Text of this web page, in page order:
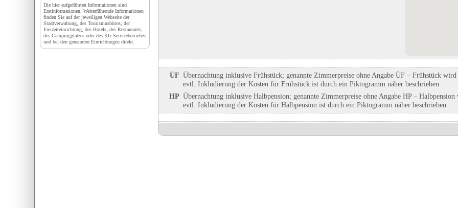
ÜF Übernachtung inklusive Frühstück; genannte Zimmerpreise ohne Angabe ÜF – Frühstück
evtl. Inkludierung der Kosten für Frühstück ist durch ein Piktogramm näher beschrieben
HP Übernachtung inklusive Halbpension; genannte Zimmerpreise ohne Angabe HP –
evtl. Inkludierung der Kosten für Halbpension ist durch ein Piktogramm näher beschrieben
Die hier aufgeführten Informationen sind
Erstinformationen. Weiterführende Informationen
finden Sie auf der jeweiligen Webseite der
Stadtverwaltung, des Tourismusbüros, der
Freizeiteinrichtung, des Hotels, des Restaurants,
des Campingplatzes oder des Kfz-Servicebetriebes
und bei den genannten Einrichtungen direkt.